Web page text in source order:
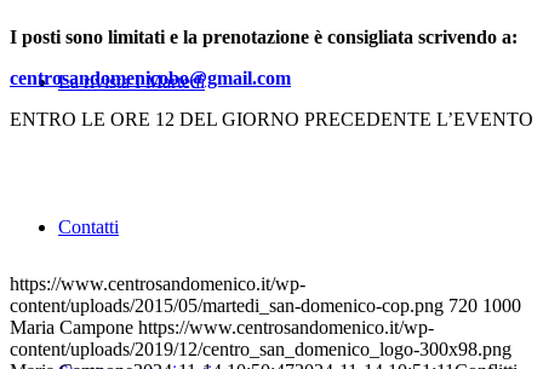
La rivista I Martedì
Contatti
I posti sono limitati e la prenotazione è consigliata scrivendo a:
centrosandomenicobo@gmail.com
ENTRO LE ORE 12 DEL GIORNO PRECEDENTE L’EVENTO
https://www.centrosandomenico.it/wp-
content/uploads/2015/05/martedi_san-domenico-cop.png 720 1000
Maria Campone https://www.centrosandomenico.it/wp-
content/uploads/2019/12/centro_san_domenico_logo-300x98.png